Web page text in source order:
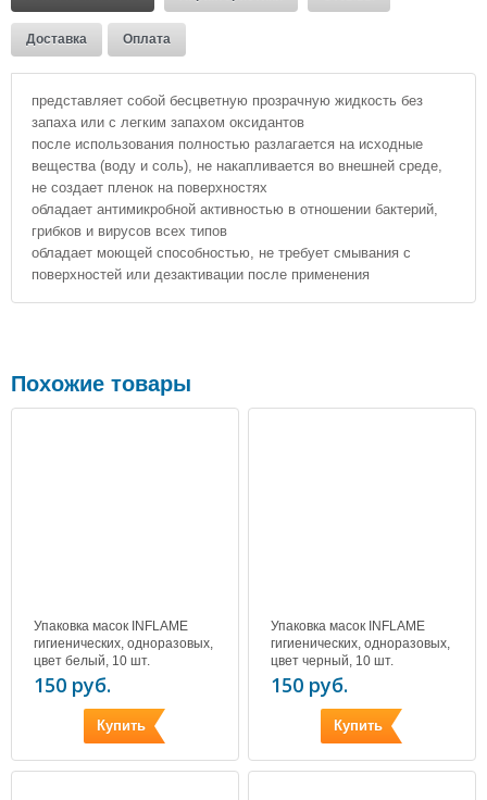
Доставка Оплата
представляет собой бесцветную прозрачную жидкость без
запаха или с легким запахом оксидантов
после использования полностью разлагается на исходные
вещества (воду и соль), не накапливается во внешней среде,
не создает пленок на поверхностях
обладает антимикробной активностью в отношении бактерий,
грибков и вирусов всех типов
обладает моющей способностью, не требует смывания с
поверхностей или дезактивации после применения
Похожие товары
Упаковка масок INFLAME
гигиенических, одноразовых,
цвет белый, 10 шт.
150 руб.
Купить
Упаковка масок INFLAME
гигиенических, одноразовых,
цвет черный, 10 шт.
150 руб.
Купить